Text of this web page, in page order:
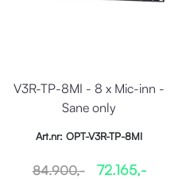
V3R-TP-8MI - 8 x Mic-inn -
Sane only
Art.nr: OPT-V3R-TP-8MI
84.900,- 72.165,-